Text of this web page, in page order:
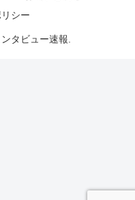
シー
タビュー速報.